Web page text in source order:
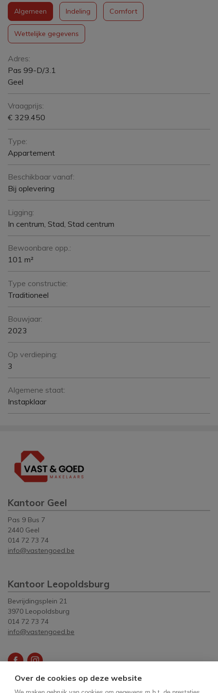
Algemeen Indeling Comfort
Wettelijke gegevens
Algemeen
Adres:
Pas 99-D/3.1
Geel
Vraagprijs:
€ 329.450
Type:
Appartement
Beschikbaar vanaf:
Bij oplevering
Ligging:
In centrum, Stad, Stad centrum
Bewoonbare opp.:
101 m²
Type constructie:
Traditioneel
Bouwjaar:
2023
Op verdieping:
3
Algemene staat:
Instapklaar
Kantoor Geel
Pas 9 Bus 7
2440 Geel
014 72 73 74
info@vastengoed.be
Kantoor Leopoldsburg
Bevrijdingsplein 21
3970 Leopoldsburg
014 72 73 74
info@vastengoed.be
Over de cookies op deze website